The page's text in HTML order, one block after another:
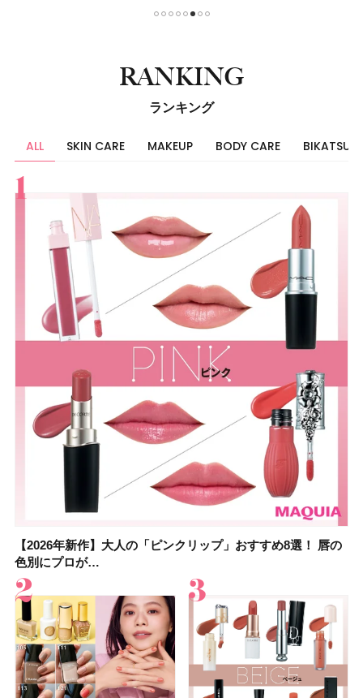
RANKING
ランキング
ALL SKIN CARE MAKEUP BODY CARE BIKATSU
すべて
【2026年新作】大人の「ピンクリップ」おすすめ8選！ 唇の
色別にプロが…
スキンケア
【上田竜也さんのマイベストコスメ５選】大人になって開眼
したからこそ愛が深…
メイク
【2026年新作】大人の「ピンクリップ」おすすめ8選！ 唇の
色別にプロが…
ボディケア
【2026夏】「香水・フレグランス」ランキングTOP5！＜美
容マニア・マ…
美活
【2026夏】「歯磨き粉・オーラルケア」ランキングTOP5！
＜美容マニア…
ヘア
【2026年夏】40代におすすめの髪型30選！ 若く見える・手
入れが楽な…
ライフスタイル
【鈴木えみさんの愛用品30選】コスメ・スキンケア・ヘアケ
アetc.お気に…
ビューティーズ
【キャンメイク】売切続出！先行発売中の「クリアヴェール
セッティングパウダ…